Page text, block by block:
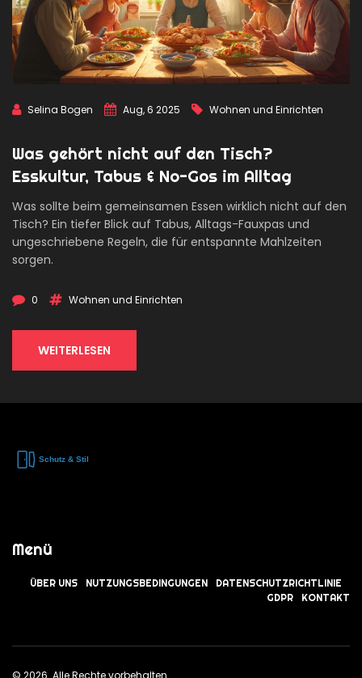
Selina Bogen Aug, 6 2025 Wohnen und Einrichten
Was gehört nicht auf den Tisch?
Esskultur, Tabus & No-Gos im Alltag
Was sollte beim gemeinsamen Essen wirklich nicht auf den
Tisch? Ein tiefer Blick auf Tabus, Alltags-Fauxpas und
ungeschriebene Regeln, die für entspannte Mahlzeiten
sorgen.
0 Wohnen und Einrichten
WEITERLESEN
Menü
ÜBER UNS NUTZUNGSBEDINGUNGEN
DATENSCHUTZRICHTLINIE
GDPR
KONTAKT
© 2026. Alle Rechte vorbehalten.